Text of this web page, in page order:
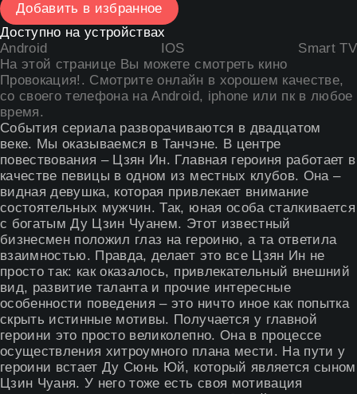
Добавить в избранное
Доступно на устройствах
Android
IOS
Smart TV
На этой странице Вы можетесмотреть кино
Провокация!. Смотрите онлайн в хорошем качестве,
со своего телефона на Android, iphone или пк в любое
время.
События сериала разворачиваются в двадцатом
веке. Мы оказываемся в Танчэне. В центре
повествования – Цзян Ин. Главная героиня работает в
качестве певицы в одном из местных клубов. Она –
видная девушка, которая привлекает внимание
состоятельных мужчин. Так, юная особа сталкивается
с богатым Ду Цзин Чуанем. Этот известный
бизнесмен положил глаз на героиню, а та ответила
взаимностью. Правда, делает это все Цзян Ин не
просто так: как оказалось, привлекательный внешний
вид, развитие таланта и прочие интересные
особенности поведения – это ничто иное как попытка
скрыть истинные мотивы. Получается у главной
героини это просто великолепно. Она в процессе
осуществления хитроумного плана мести. На пути у
героини встает Ду Сюнь Юй, который является сыном
Цзин Чуаня. У него тоже есть своя мотивация